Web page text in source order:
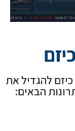
להגדיל את
הבאים: